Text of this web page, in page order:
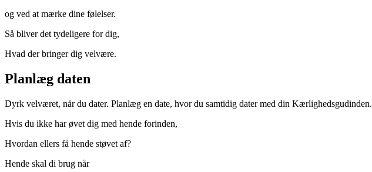
og ved at mærke dine følelser.
Så bliver det tydeligere for dig,
Hvad der bringer dig velvære.
Planlæg daten
Dyrk velværet, når du dater. Planlæg en date, hvor du samtidig dater med din Kærlighedsgudinden.
Hvis du ikke har øvet dig med hende forinden,
Hvordan ellers få hende støvet af?
Hende skal di brug når